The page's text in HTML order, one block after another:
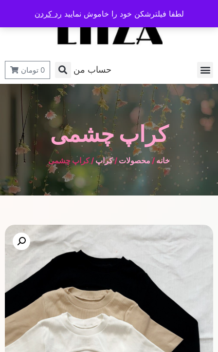
حساب من 0 تومان
کراپ چشمی
خانه / محصولات /کراپ / کراپ چشمی
لطفا فیلترشکن خود را خاموش نمایید رد کردن